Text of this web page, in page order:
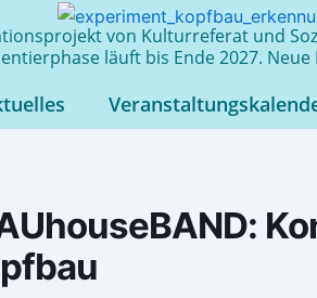
von Kulturreferat und
läuft bis Ende 2027. Neue